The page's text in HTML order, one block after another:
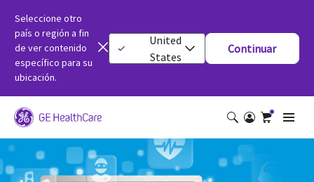
Seleccione otro
país o región a fin
de ver contenido
específico para su
ubicación.
United
States
Continuar